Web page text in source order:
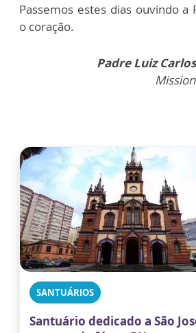
Passemos estes dias ouvindo a
o coração.
Padre Luiz
SANTUÁRIOS
Santuário dedicado a São